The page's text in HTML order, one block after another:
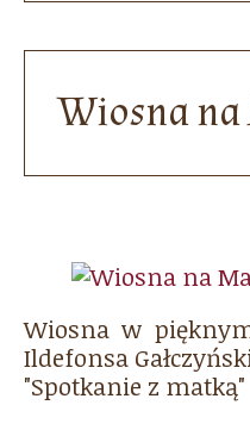
Wiosna
Wiosna w
Ildefonsa
"Spotkanie z matką"